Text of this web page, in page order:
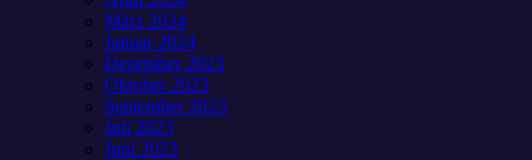
März 2024
Januar 2024
Dezember 2023
Oktober 2023
September 2023
Juli 2023
Juni 2023